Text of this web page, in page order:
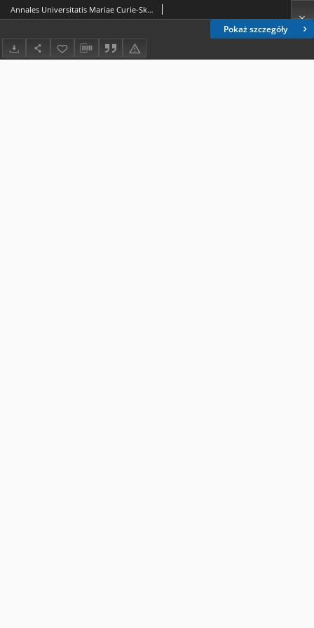
Pokaż szczegóły
Annales Universitatis Mariae Curie-Skłodowska. Sectio J, Paedagogia-Psychologia. Vol. 7 (1994) - Spis treści